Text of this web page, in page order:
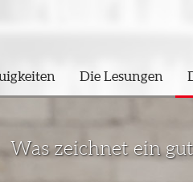
Die Lesungen
Was zeichnet ein